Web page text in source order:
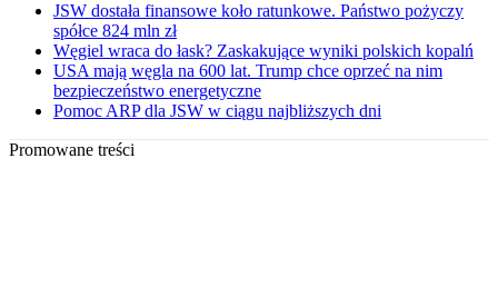
JSW dostała finansowe koło ratunkowe. Państwo pożyczy
spółce 824 mln zł
Węgiel wraca do łask? Zaskakujące wyniki polskich kopalń
USA mają węgla na 600 lat. Trump chce oprzeć na nim
bezpieczeństwo energetyczne
Pomoc ARP dla JSW w ciągu najbliższych dni
Promowane treści